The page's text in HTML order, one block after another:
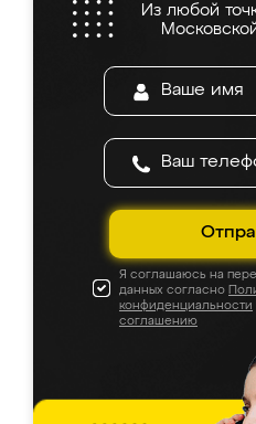
Из любой
Я соглашаюсь на
данных согласно
конфиденциальности
соглашению